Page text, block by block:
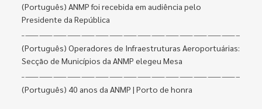
(Português) ANMP foi recebida em audiência pelo
Presidente da República
(Português) Operadores de Infraestruturas Aeroportuárias:
Secção de Municípios da ANMP elegeu Mesa
(Português) 40 anos da ANMP | Porto de honra